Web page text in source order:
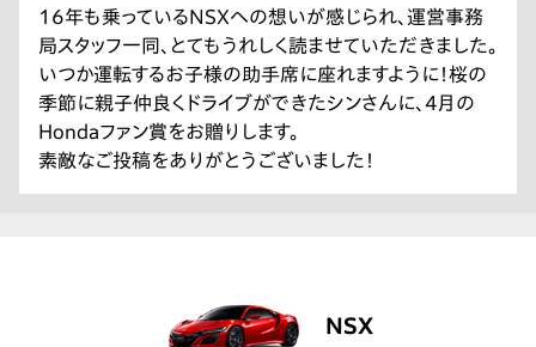
16年も乗っているNSXへの想いが感じられ、運営事務
局スタッフ一同、とてもうれしく読ませていただきました。
いつか運転するお子様の助手席に座れますように！桜の
季節に親子仲良くドライブができたシンさんに、4月の
Hondaファン賞をお贈りします。
素敵なご投稿をありがとうございました！
NSX